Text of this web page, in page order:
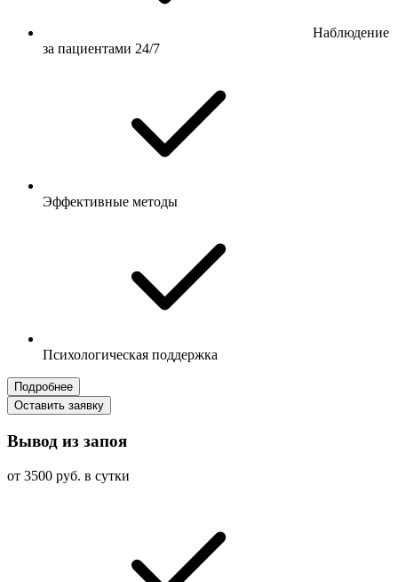
Наблюдение
за пациентами 24/7
Эффективные методы
Психологическая поддержка
Подробнее
Оставить заявку
Вывод из запоя
от 3500 руб. в сутки